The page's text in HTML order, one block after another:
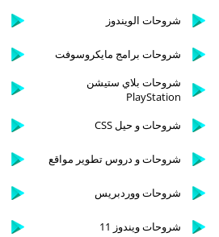
شروحات الويندوز
شروحات برامج مايكروسوفت
شروحات بلاي ستيشن
PlayStation
شروحات و حيل CSS
شروحات و دروس تطوير مواقع
شروحات ووردبريس
شروحات ويندوز 11